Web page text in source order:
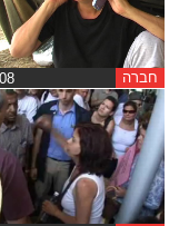
remove_circle_outline
Decrease font
חברה